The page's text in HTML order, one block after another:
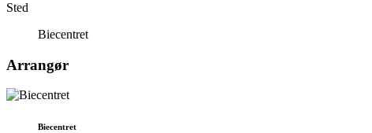
Sted
Biecentret
Arrangør
Biecentret